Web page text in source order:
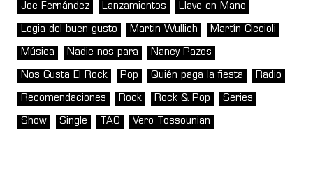
Joe Fernández Lanzamientos Llave en Mano
Logia del buen gusto Martin Wullich Martín Ciccioli
Música Nadie nos para Nancy Pazos
Nos Gusta El Rock Pop Quién paga la fiesta Radio
Recomendaciones Rock Rock & Pop Series
Show Single TAO Vero Tossounian